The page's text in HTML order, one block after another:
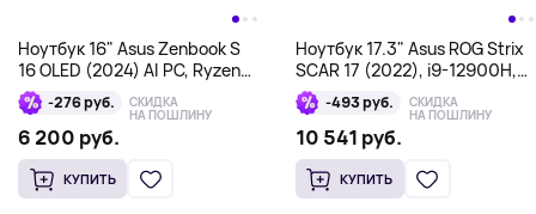
Ноутбук 16" Asus Zenbook S
16 OLED (2024) AI PC, Ryzen
AI 9 HX 370, 32Гб/2Тб,
Radeon 890M, белый
-276 руб. СКИДКА
НА ПОШЛИНУ
6 200 руб.
КУПИТЬ
Ноутбук 17.3" Asus ROG Strix
SCAR 17 (2022), i9-12900H,
16Гб/1Тб, 3070Ti 8Гб, черный
-493 руб. СКИДКА
НА ПОШЛИНУ
10 541 руб.
КУПИТЬ